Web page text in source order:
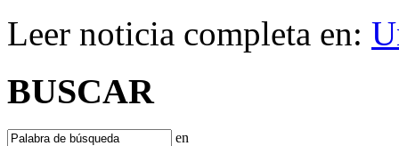
Leer noticia completa en:
BUSCAR
en